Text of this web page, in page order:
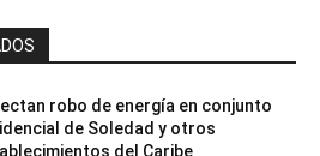
robo de energía en conjunto
de Soledad y otros
del Caribe